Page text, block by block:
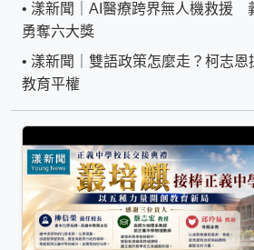
• 漾新聞｜AI醫療跨界無人機救援
勇奪六大獎
• 漾新聞｜雙語政策怎麼走？柯志
教育平權